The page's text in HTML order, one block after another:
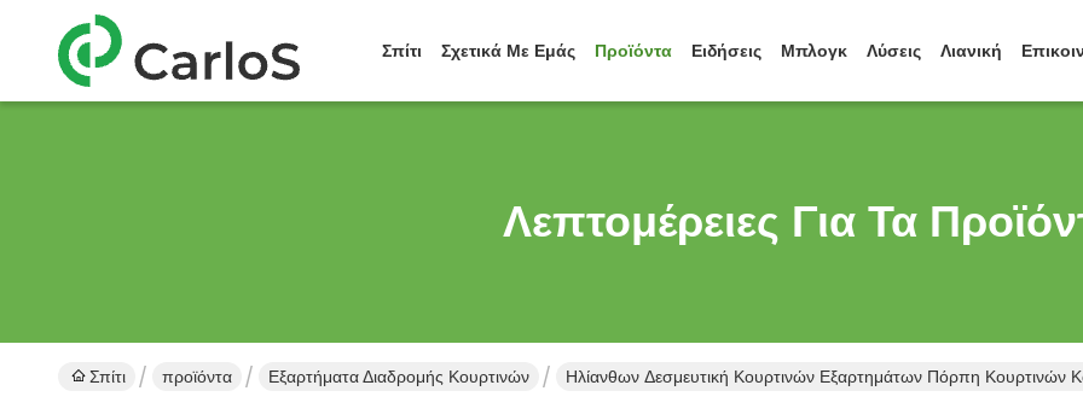
Σπίτι Σχετικά Με Εμάς Προϊόντα Ειδήσεις Μπλογκ Λύσεις Λιανική
Λεπτομέρειες Για Τα
Σπίτι προϊόντα Εξαρτήματα Διαδρομής Κουρτινών Ηλίανθων Δεσμευτική Κουρτινών Εξαρτημάτων Πόρπη Κουρτινών